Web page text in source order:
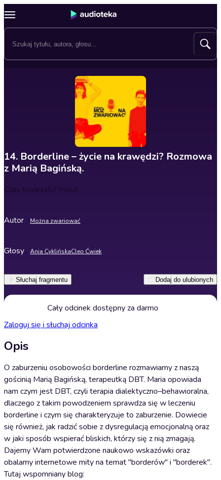
14. Borderline – życie na krawędzi? Rozmowa
z Marią Bagińską.
Czas trwania57 minut
Autor Można zwariować
Głosy Ania CyklińskaCleo Ćwiek
Słuchaj fragmentu Dodaj do ulubionych
Cały odcinek dostępny za darmo
Zaloguj się i słuchaj odcinka
Opis
O zaburzeniu osobowości borderline rozmawiamy z naszą
gościnią Marią Bagińską, terapeutką DBT. Maria opowiada
nam czym jest DBT, czyli terapia dialektyczno–behawioralna,
dlaczego z takim powodzeniem sprawdza się w leczeniu
borderline i czym się charakteryzuje to zaburzenie. Dowiecie
się również, jak radzić sobie z dysregulacją emocjonalną oraz
w jaki sposób wspierać bliskich, którzy się z nią zmagają.
Dajemy Wam potwierdzone naukowo wskazówki oraz
obalamy internetowe mity na temat "borderów" i "borderek".
Tutaj wspomniany blog: